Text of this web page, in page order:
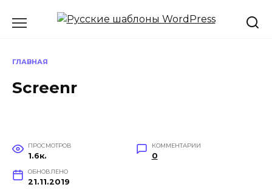
ГЛАВНАЯ
Screenr
ПРОСМОТРОВ
1.6к.
КОММЕНТАРИИ
0
ОБНОВЛЕНО
21.11.2019